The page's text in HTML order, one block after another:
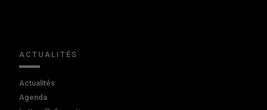
ACTUALITÉS
Actualités
Agenda